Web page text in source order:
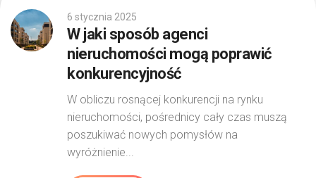
6 stycznia 2025
W jaki sposób agenci
nieruchomości mogą poprawić
konkurencyjność
W obliczu rosnącej konkurencji na rynku
nieruchomości, pośrednicy cały czas muszą
poszukiwać nowych pomysłów na
wyróżnienie...